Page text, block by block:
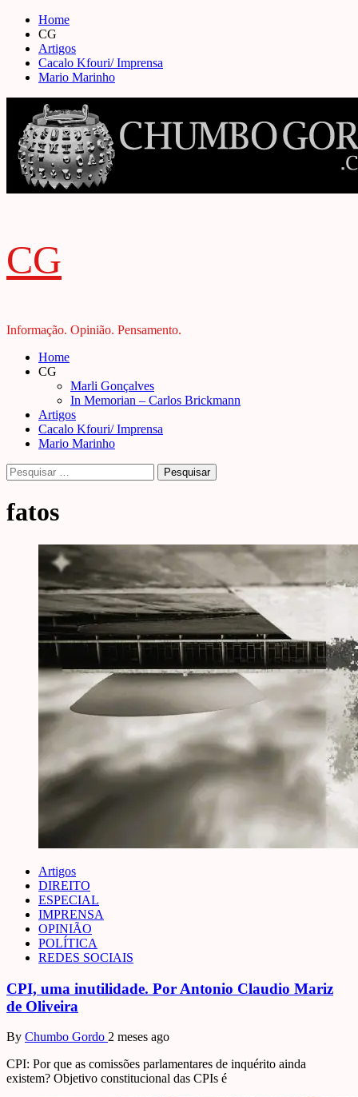
Skip
content
Home
CG
Artigos
Cacalo Kfouri/ Imprensa
Mario Marinho
CG
Informação. Opinião. Pensamento.
Primary
Menu
Home
CG
Marli Gonçalves
In Memorian – Carlos Brickmann
Artigos
Cacalo Kfouri/ Imprensa
Mario Marinho
Pesquisar
por:
fatos
Artigos
DIREITO
ESPECIAL
IMPRENSA
OPINIÃO
POLÍTICA
REDES SOCIAIS
CPI, uma inutilidade. Por Antonio Claudio Mariz
de Oliveira
By Chumbo Gordo 2 meses ago
CPI: Por que as comissões parlamentares de inquérito ainda
existem? Objetivo constitucional das CPIs é